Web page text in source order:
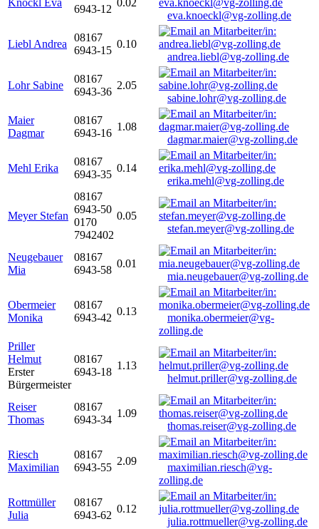
Knöckl Eva
6943-12
0.02
eva.knoeckl@vg-zolling.de
Liebl Andrea
08167
6943-15
0.10
andrea.liebl@vg-zolling.de
Lohr Sabine
08167
6943-36
2.05
sabine.lohr@vg-zolling.de
Maier
Dagmar
08167
6943-16
1.08
dagmar.maier@vg-zolling.de
Mehl Erika
08167
6943-35
0.14
erika.mehl@vg-zolling.de
Meyer Stefan
08167
6943-50
0170
7942402
0.05
stefan.meyer@vg-zolling.de
Neugebauer
Mia
08167
6943-58
0.01
mia.neugebauer@vg-zolling.de
Obermeier
Monika
08167
6943-42
0.13
monika.obermeier@vg-
zolling.de
Priller
Helmut
Erster
Bürgermeister
08167
6943-18
1.13
helmut.priller@vg-zolling.de
Reiser
Thomas
08167
6943-34
1.09
thomas.reiser@vg-zolling.de
Riesch
Maximilian
08167
6943-55
2.09
maximilian.riesch@vg-
zolling.de
Rottmüller
Julia
08167
6943-62
0.12
julia.rottmueller@vg-zolling.de